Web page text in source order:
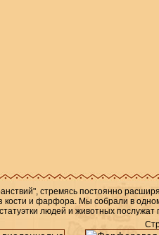
стремясь постоянно
кости и фарфора. Мы собрали в
людей и животных